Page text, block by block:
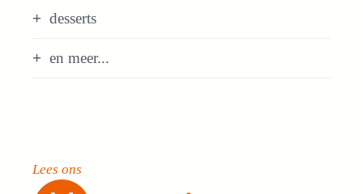
desserts
en meer...
Lees ons